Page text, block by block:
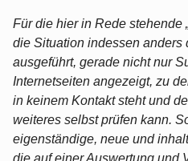
Für die hier in Rede stehende
die Situation indessen anders
ausgeführt, gerade nicht nur
Internetseiten angezeigt, zu
in keinem Kontakt steht und
weiteres selbst prüfen kann.
eigenständige, neue und
die auf einer Auswertung und